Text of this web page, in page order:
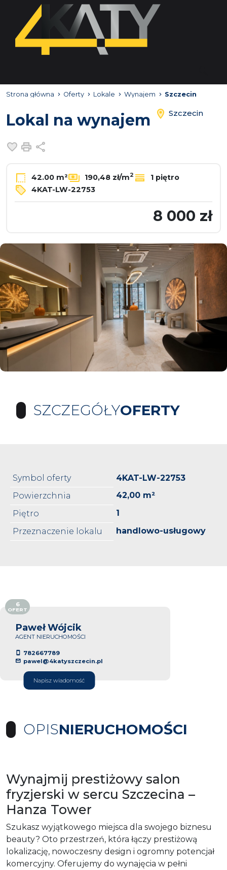
Strona główna Oferty Lokale Wynajem Szczecin
Lokal na wynajem Szczecin
Dodaj do ulubionych
Drukuj
42.00 m² 190,48 zł/m2
1 piętro
4KAT-LW-22753
8 000 zł
SZCZEGÓŁYOFERTY
Symbol oferty
4KAT-LW-22753
Powierzchnia
42,00 m²
Piętro
1
Przeznaczenie lokalu
handlowo-usługowy
Paweł Wójcik
AGENT NIERUCHOMOŚCI
782667789
pawel@4katyszczecin.pl
Napisz wiadomość
6
OFERT
OPISNIERUCHOMOŚCI
Wynajmij prestiżowy salon
fryzjerski w sercu Szczecina –
Hanza Tower
Szukasz wyjątkowego miejsca dla swojego biznesu
beauty? Oto przestrzeń, która łączy prestiżową
lokalizację, nowoczesny design i ogromny potencjał
komercyjny. Oferujemy do wynajęcia w pełni